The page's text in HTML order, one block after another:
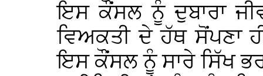
ਇਸ ਕੌਂਸਲ ਨੂੰ ਦੁਬਾਰਾ
ਵਿਅਕਤੀ ਦੇ ਹੱਥ ਸੋਂਪਣਾ
ਇਸ ਕੌਂਸਲ ਨੂੰ ਸਾਰੇ ਸਿੱਖ